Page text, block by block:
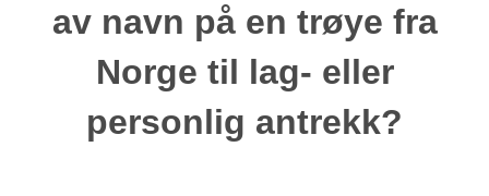
av navn på en trøye fra
Norge til lag- eller
personlig antrekk?